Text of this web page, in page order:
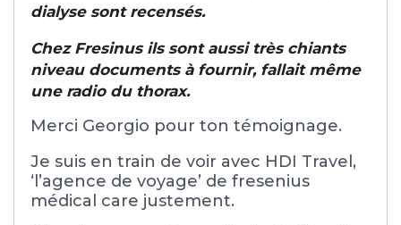
dialyse sont recensés.
Chez Fresinus ils sont aussi très chiants
niveau documents à fournir, fallait même
une radio du thorax.
Merci Georgio pour ton témoignage.
Je suis en train de voir avec HDI Travel,
‘l’agence de voyage’ de fresenius
médical care justement.